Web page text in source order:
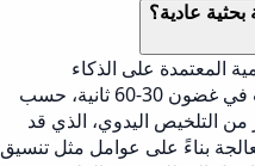
عادية؟
المعتمدة على الذكاء
الاصطناعي معالجة وتوليد الملخصات في غضون 30-60 ثانية، حسب
التلخيص اليدوي، الذي قد
بناءً على عوامل مثل تنسيق